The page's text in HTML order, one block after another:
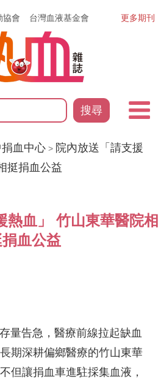
協會 台灣血液基金會
搜尋
更多期刊
血中心 > 院內放送「請支援
挺捐血公益
熱血」 竹山東華醫院相
血公益
告急，醫療前線拉起缺血
期深耕偏鄉醫療的竹山東華
但讓捐血車進駐採集血液，